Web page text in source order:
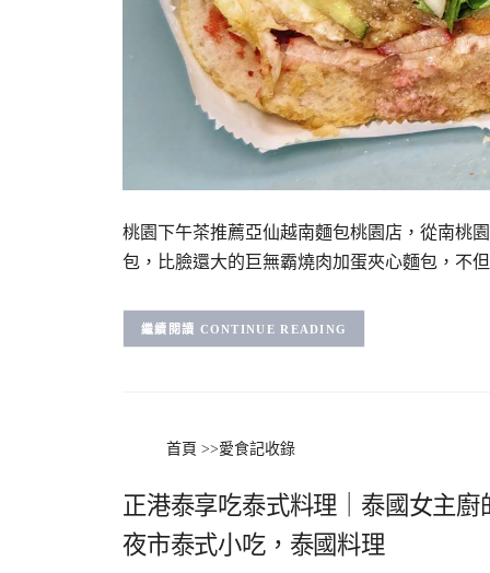
桃園下午茶推薦亞仙越南麵包桃園店，從南桃
包，比臉還大的巨無霸燒肉加蛋夾心麵包，不
CONTINUE READING
首頁 >>愛食記收錄
正港泰享吃泰式料理｜泰國女主
夜市泰式小吃，泰國料理